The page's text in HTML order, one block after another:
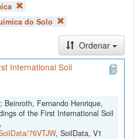
do Solo
Ordenar
International Soil
Beinroth, Fernando Henrique,
of the First International Soil
76VTJW, SoilData, V1